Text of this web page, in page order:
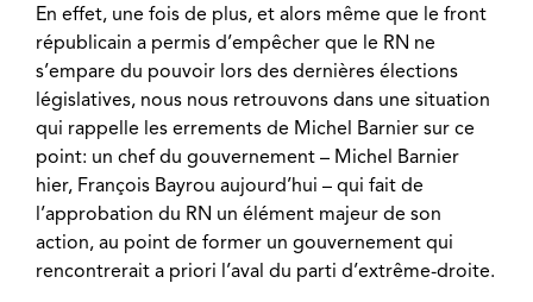
En effet, une fois de plus, et alors même que le front
républicain a permis d’empêcher que le RN ne
s’empare du pouvoir lors des dernières élections
législatives, nous nous retrouvons dans une situation
qui rappelle les errements de Michel Barnier sur ce
point: un chef du gouvernement – Michel Barnier
hier, François Bayrou aujourd’hui – qui fait de
l’approbation du RN un élément majeur de son
action, au point de former un gouvernement qui
rencontrerait a priori l’aval du parti d’extrême-droite.